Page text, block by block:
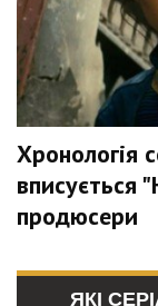
Хронологія
вписується
продюсери
ЯКІ